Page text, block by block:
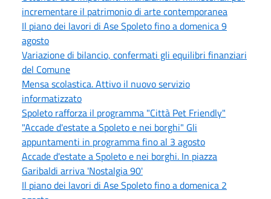
incrementare il patrimonio di arte contemporanea
Il piano dei lavori di Ase Spoleto fino a domenica 9
agosto
Variazione di bilancio, confermati gli equilibri finanziari
del Comune
Mensa scolastica. Attivo il nuovo servizio
informatizzato
Spoleto rafforza il programma "Città Pet Friendly"
"Accade d'estate a Spoleto e nei borghi" Gli
appuntamenti in programma fino al 3 agosto
Accade d'estate a Spoleto e nei borghi. In piazza
Garibaldi arriva 'Nostalgia 90'
Il piano dei lavori di Ase Spoleto fino a domenica 2